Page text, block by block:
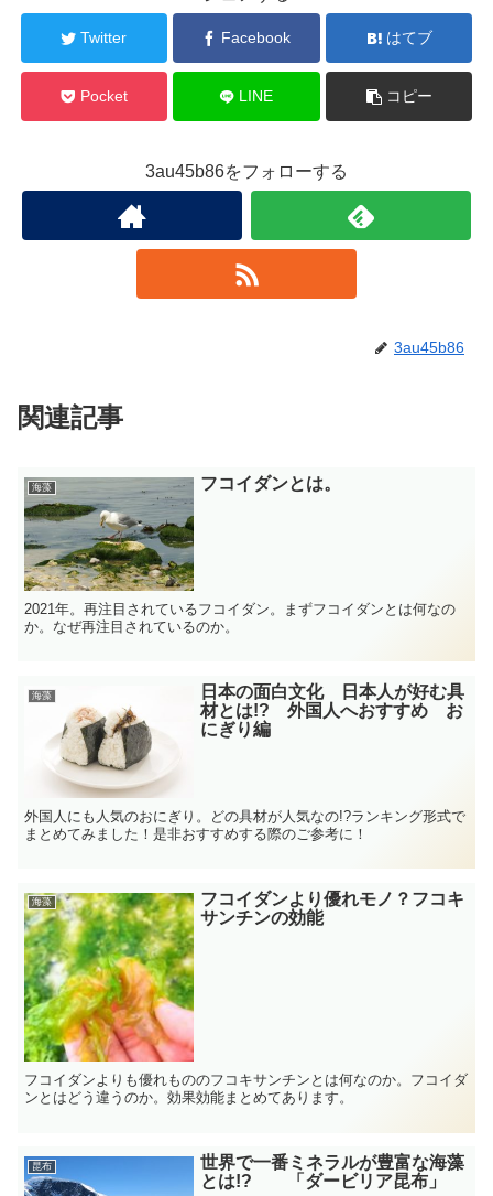
Twitter Facebook はてブ
Pocket LINE コピー
3au45b86をフォローする
3au45b86
関連記事
海藻 フコイダンとは。
2021年。再注目されているフコイダン。まずフコイダンとは何なの
か。なぜ再注目されているのか。
海藻
日本の面白文化 日本人が好む具
材とは!? 外国人へおすすめ お
にぎり編
外国人にも人気のおにぎり。どの具材が人気なの!?ランキング形式で
まとめてみました！是非おすすめする際のご参考に！
海藻
フコイダンより優れモノ？フコキ
サンチンの効能
フコイダンよりも優れもののフコキサンチンとは何なのか。フコイダ
ンとはどう違うのか。効果効能まとめてあります。
昆布
世界で一番ミネラルが豊富な海藻
とは!? 「ダービリア昆布」